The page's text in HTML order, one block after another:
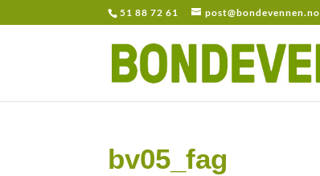
51 88 72 61 post@bondevennen.no
bv05_fag